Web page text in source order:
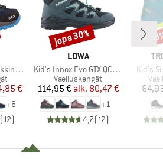
hinta
€
+8
( 12)
MERKKI
LOWA
Tuote
Kid's Innox Evo GTX QC Junior
Tuoteryhmä
Vaelluskengät
Hinta
114,95 € Alennettu hinta
alk. 80,47 €
+1
4,7( 12)
Alennus
jopa 30%
Tuote
Kid's